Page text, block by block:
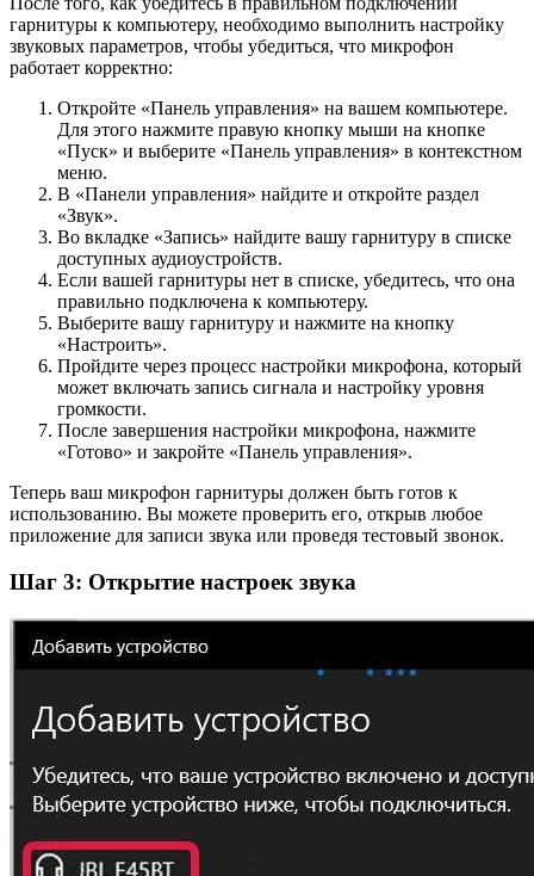
гарнитуры к компьютеру, необходимо выполнить настройку
звуковых параметров, чтобы убедиться, что микрофон
работает корректно:
Откройте «Панель управления» на вашем компьютере.
Для этого нажмите правую кнопку мыши на кнопке
«Пуск» и выберите «Панель управления» в контекстном
меню.
В «Панели управления» найдите и откройте раздел
«Звук».
Во вкладке «Запись» найдите вашу гарнитуру в списке
доступных аудиоустройств.
Если вашей гарнитуры нет в списке, убедитесь, что она
правильно подключена к компьютеру.
Выберите вашу гарнитуру и нажмите на кнопку
«Настроить».
Пройдите через процесс настройки микрофона, который
может включать запись сигнала и настройку уровня
громкости.
После завершения настройки микрофона, нажмите
«Готово» и закройте «Панель управления».
Теперь ваш микрофон гарнитуры должен быть готов к
использованию. Вы можете проверить его, открыв любое
приложение для записи звука или проведя тестовый звонок.
Шаг 3: Открытие настроек звука